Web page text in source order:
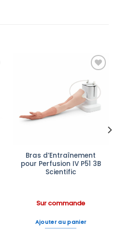
Ajouter
à la liste
d’envies
Bras d’Entraînement
pour Perfusion IV P51 3B
Scientific
Sur commande
Ajouter au panier